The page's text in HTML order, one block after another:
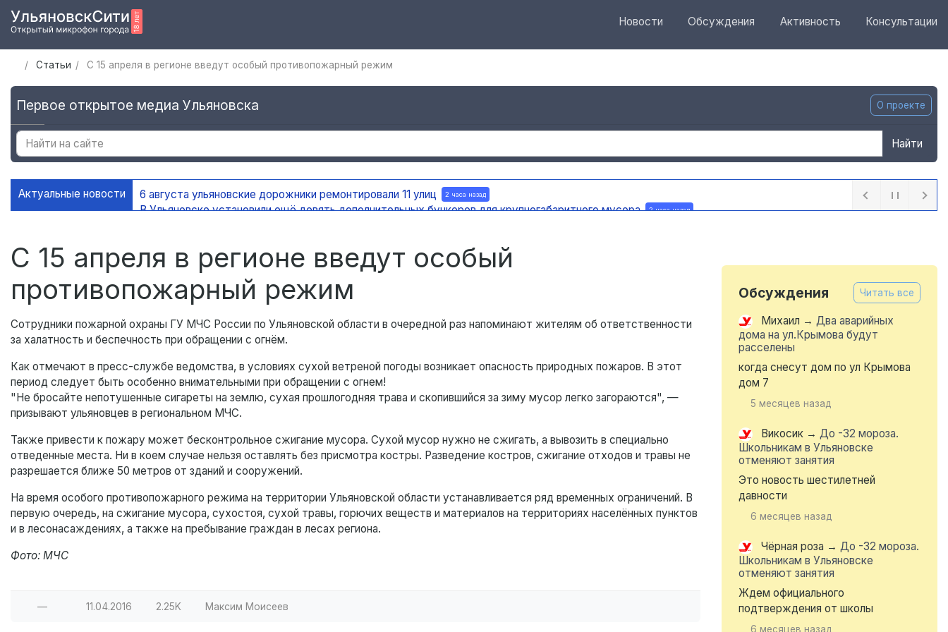
Новости Обсуждения Активность Консультации
Статьи С 15 апреля в регионе введут особый противопожарный режим
Первое открытое медиа Ульяновска О проекте
Найти
Актуальные новости 6 августа ульяновские дорожники ремонтировали 11 улиц 2 часа назад
В Ульяновске установили ещё девять дополнительных бункеров для крупногабаритного мусора 2 часа назад
С 15 апреля в регионе введут особый
противопожарный режим
Сотрудники пожарной охраны ГУ МЧС России по Ульяновской области в очередной раз напоминают жителям об ответственности
за халатность и беспечность при обращении с огнём.
Как отмечают в пресс-службе ведомства, в условиях сухой ветреной погоды возникает опасность природных пожаров. В этот
период следует быть особенно внимательными при обращении с огнем!
"Не бросайте непотушенные сигареты на землю, сухая прошлогодняя трава и скопившийся за зиму мусор легко загораются", —
призывают ульяновцев в региональном МЧС.
Также привести к пожару может бесконтрольное сжигание мусора. Сухой мусор нужно не сжигать, а вывозить в специально
отведенные места. Ни в коем случае нельзя оставлять без присмотра костры. Разведение костров, сжигание отходов и травы не
разрешается ближе 50 метров от зданий и сооружений.
На время особого противопожарного режима на территории Ульяновской области устанавливается ряд временных ограничений. В
первую очередь, на сжигание мусора, сухостоя, сухой травы, горючих веществ и материалов на территориях населённых пунктов
и в лесонасаждениях, а также на пребывание граждан в лесах региона.
Фото: МЧС
— 11.04.2016 2.25K Максим Моисеев
Обсуждения Читать все
Михаил → Два аварийных
дома на ул.Крымова будут
расселены
когда снесут дом по ул Крымова
дом 7
5 месяцев назад
Викосик → До -32 мороза.
Школьникам в Ульяновске
отменяют занятия
Это новость шестилетней
давности
6 месяцев назад
Чёрная роза → До -32 мороза.
Школьникам в Ульяновске
отменяют занятия
Ждем официального
подтверждения от школы
6 месяцев назад